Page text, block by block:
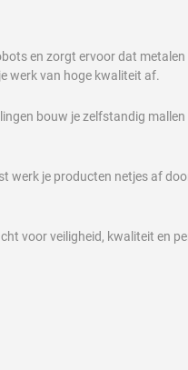
en zorgt ervoor dat metalen
werk van hoge kwaliteit af.
bouw je zelfstandig mallen
werk je producten netjes af
voor veiligheid, kwaliteit en